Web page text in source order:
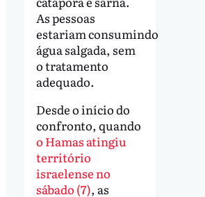
As pessoas
estariam consumindo
água salgada, sem
o tratamento
adequado.
Desde o início do
confronto, quando
o Hamas atingiu
território
israelense no
sábado (7), as